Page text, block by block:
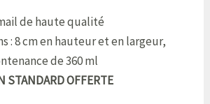
de hautequalité
: 8 cm en hauteur et en largeur,
de360ml
STANDARD OFFERTE